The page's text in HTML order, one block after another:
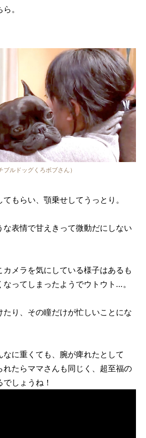
。
ルドッグくろボブさん）
もらい、顎乗せしてうっとり。
な表情で甘えきって微動だにしない
メラを気にしている様子はあるも
ってしまったようでウトウト…。
たり、その瞳だけが忙しいことにな
なに重くても、腕が痺れたとして
れたらママさんも同じく、超至福の
しょうね！